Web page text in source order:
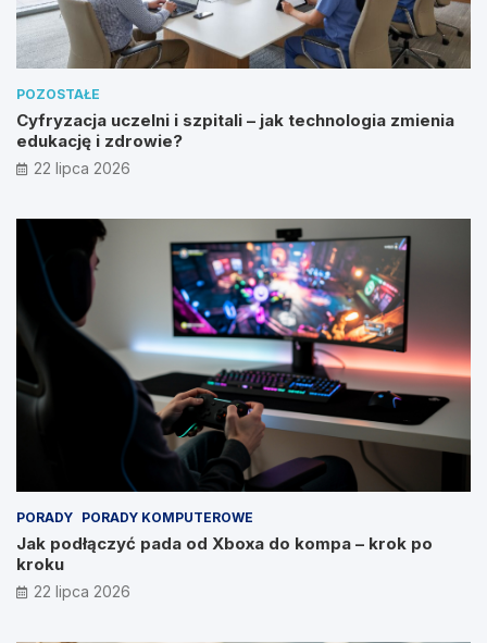
POZOSTAŁE
Cyfryzacja uczelni i szpitali – jak technologia zmienia
edukację i zdrowie?
22 lipca 2026
PORADY PORADY KOMPUTEROWE
Jak podłączyć pada od Xboxa do kompa – krok po
kroku
22 lipca 2026